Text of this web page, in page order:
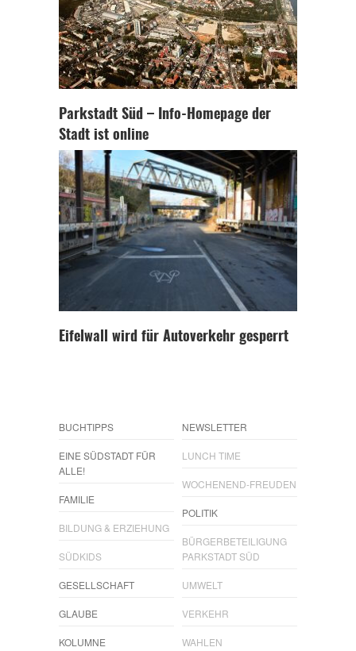
Parkstadt Süd – Info-Homepage der
Stadt ist online
Eifelwall wird für Autoverkehr gesperrt
BUCHTIPPS
EINE SÜDSTADT FÜR
ALLE!
FAMILIE
BILDUNG & ERZIEHUNG
SÜDKIDS
GESELLSCHAFT
GLAUBE
KOLUMNE
NEWSLETTER
LUNCH TIME
WOCHENEND-FREUDEN
POLITIK
BÜRGERBETEILIGUNG
PARKSTADT SÜD
UMWELT
VERKEHR
WAHLEN